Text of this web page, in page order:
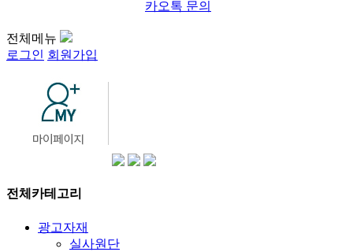
카오톡 문의
전체메뉴
로그인 회원가입
전체카테고리
광고자재
실사원단